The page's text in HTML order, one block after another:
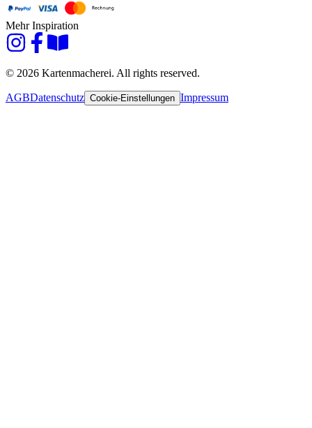
Mehr Inspiration
© 2026 Kartenmacherei. All rights reserved.
AGBDatenschutz Cookie-Einstellungen Impressum